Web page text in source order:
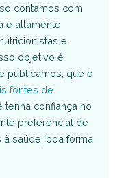
contamos com
e altamente
e
objetivo é
publicamos, que é
fontes de
tenha confiança no
preferencial de
saúde, boa forma